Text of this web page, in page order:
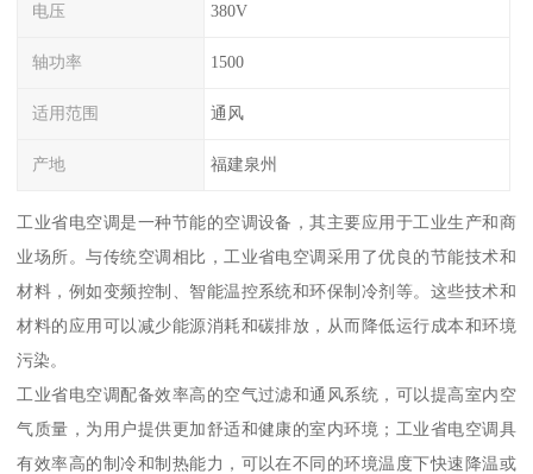
电压 380V
轴功率 1500
适用范围 通风
产地 福建泉州
工业省电空调是一种节能的空调设备，其主要应用于工业生产和商
业场所。与传统空调相比，工业省电空调采用了优良的节能技术和
材料，例如变频控制、智能温控系统和环保制冷剂等。这些技术和
材料的应用可以减少能源消耗和碳排放，从而降低运行成本和环境
污染。
工业省电空调配备效率高的空气过滤和通风系统，可以提高室内空
气质量，为用户提供更加舒适和健康的室内环境；工业省电空调具
有效率高的制冷和制热能力，可以在不同的环境温度下快速降温或